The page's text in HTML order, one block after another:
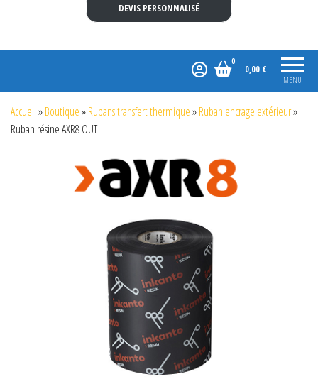
DEVIS PERSONNALISÉ
MENU
0
0,00 €
Accueil»Boutique»Rubans transfert thermique»Ruban encrage extérieur»
Ruban résine AXR8 OUT